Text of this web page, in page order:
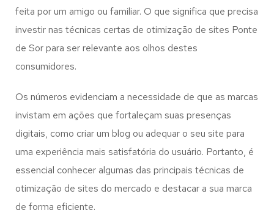
feita por um amigo ou familiar. O que significa que precisa
investir nas técnicas certas de otimização de sites Ponte
de Sor para ser relevante aos olhos destes
consumidores.
Os números evidenciam a necessidade de que as marcas
invistam em ações que fortaleçam suas presenças
digitais, como criar um blog ou adequar o seu site para
uma experiência mais satisfatória do usuário. Portanto, é
essencial conhecer algumas das principais técnicas de
otimização de sites do mercado e destacar a sua marca
de forma eficiente.